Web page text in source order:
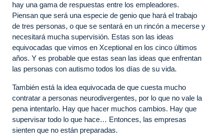
hay una gama de respuestas entre los empleadores.
Piensan que será una especie de genio que hará el trabajo
de tres personas, o que se sentará en un rincón a mecerse y
necesitará mucha supervisión. Estas son las ideas
equivocadas que vimos en Xceptional en los cinco últimos
años. Y es probable que estas sean las ideas que enfrentan
las personas con autismo todos los días de su vida.
También está la idea equivocada de que cuesta mucho
contratar a personas neurodivergentes, por lo que no vale la
pena intentarlo. Hay que hacer muchos cambios. Hay que
supervisar todo lo que hace… Entonces, las empresas
sienten que no están preparadas.